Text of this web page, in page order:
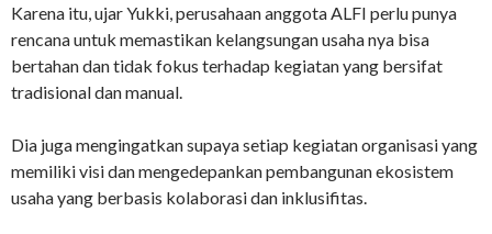
Karena itu, ujar Yukki, perusahaan anggota ALFI perlu punya
rencana untuk memastikan kelangsungan usaha nya bisa
bertahan dan tidak fokus terhadap kegiatan yang bersifat
tradisional dan manual.
Dia juga mengingatkan supaya setiap kegiatan organisasi yang
memiliki visi dan mengedepankan pembangunan ekosistem
usaha yang berbasis kolaborasi dan inklusifitas.